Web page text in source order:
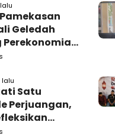
Geledah
Perekonomian,
Tunggu Saja!
Satu
Perjuangan,
untuk